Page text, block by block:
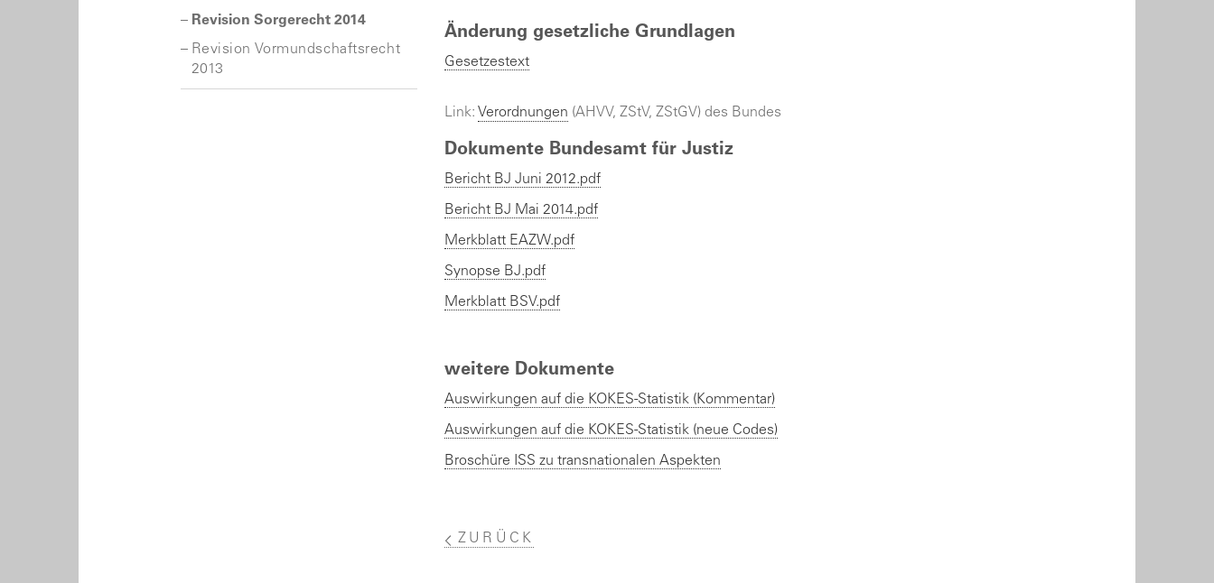
Revision Sorgerecht 2014
Revision Vormundschaftsrecht
2013
Änderung gesetzliche Grundlagen
Gesetzestext
Link: Verordnungen (AHVV, ZStV, ZStGV) des Bundes
Dokumente Bundesamt für Justiz
Bericht BJ Juni 2012.pdf
Bericht BJ Mai 2014.pdf
Merkblatt EAZW.pdf
Synopse BJ.pdf
Merkblatt BSV.pdf
weitere Dokumente
Auswirkungen auf die KOKES-Statistik (Kommentar)
Auswirkungen auf die KOKES-Statistik (neue Codes)
Broschüre ISS zu transnationalen Aspekten
ZURÜCK